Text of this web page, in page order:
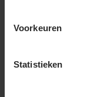
Voorkeuren
Statistieken
Onder
Gerelateerde